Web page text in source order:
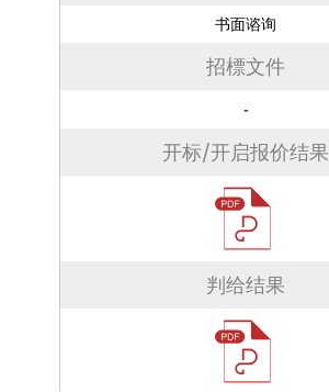
书面谘询
招標文件
-
开标/开启报价结果
判给结果